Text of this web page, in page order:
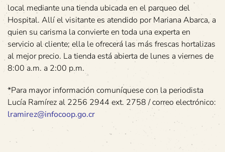
local mediante una tienda ubicada en el parqueo del
Hospital. Allí el visitante es atendido por Mariana Abarca, a
quien su carisma la convierte en toda una experta en
servicio al cliente; ella le ofrecerá las más frescas hortalizas
al mejor precio. La tienda está abierta de lunes a viernes de
8:00 a.m. a 2:00 p.m.
*Para mayor información comuníquese con la periodista
Lucía Ramírez al 2256 2944 ext. 2758 / correo electrónico:
lramirez@infocoop.go.cr